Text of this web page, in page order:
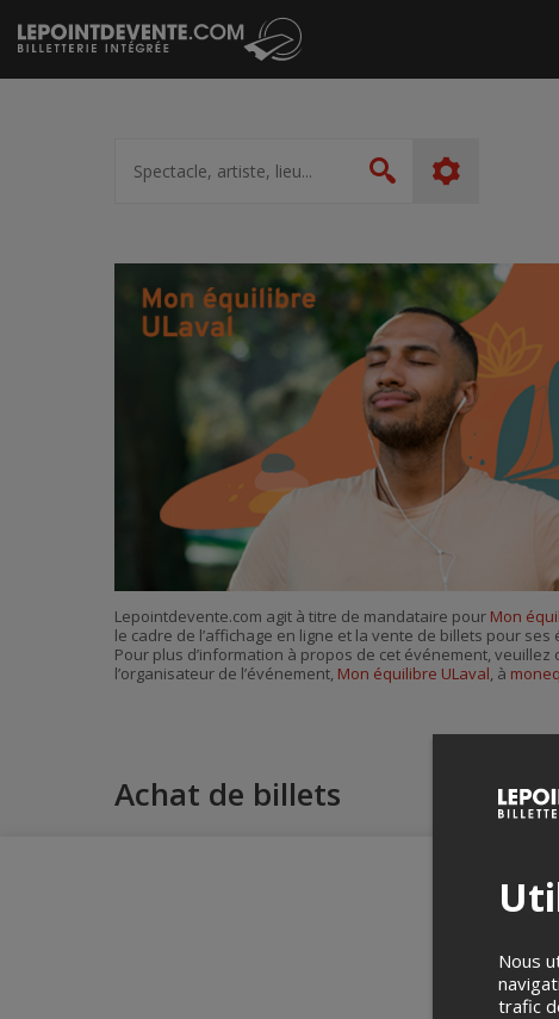
Passer
au
contenu
artiste,
lieu...
Rechercher
Lepointdevente.com agit à titre de mandataire pour Mon
le cadre de l’affichage en ligne et la vente de billets pour ses
Pour plus d’information à propos de cet événement, veuillez
l’organisateur de l’événement, Mon équilibre ULaval, à
Achat de billets
Nous
trafic